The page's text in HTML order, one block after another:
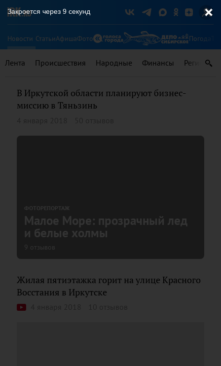
Новости СтатьиАфишаФото Погода
Лента Происшествия Народные Финансы Регионы
В Иркутской области планируют бизнес-
миссию в Тяньзинь
ФОТОРЕПОРТАЖ
Малое Море: прозрачный лед
и белые холмы
9 отзывов
Жилая пятиэтажка горит на улице Красного
Восстания в Иркутске
Закроется через 9 секунд